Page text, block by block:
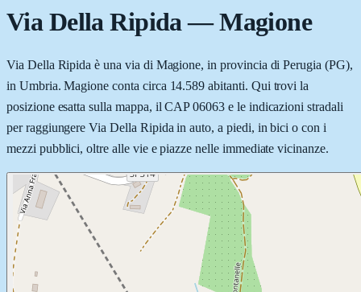
Via Della Ripida—Magione
Via Della Ripida è una via di Magione, in provincia di Perugia (PG),
in Umbria. Magione conta circa 14.589 abitanti. Qui trovi la
posizione esatta sulla mappa, il CAP 06063 e le indicazioni stradali
per raggiungere Via Della Ripida in auto, a piedi, in bici o con i
mezzi pubblici, oltre alle vie e piazze nelle immediate vicinanze.